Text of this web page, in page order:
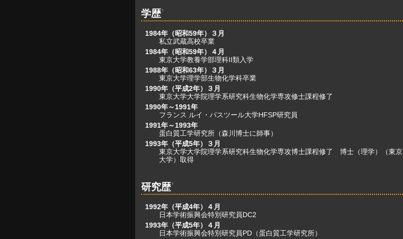
学歴↑
1984年（昭和59年）３月
私立武蔵高校卒業
1984年（昭和59年）４月
東京大学教養学部理科II類入学
1988年（昭和63年）３月
東京大学理学部生物化学科卒業
1990年（平成2年）３月
東京大学大学院理学系研究科生物化学専攻修士課程修了
1990年～1991年
フランス ルイ・パスツール大学HFSP研究員
1991年～1993年
蛋白質工学研究所（森川博士に師事）
1993年（平成5年）３月
東京大学大学院理学系研究科生物化学専攻博士課程修了 博士（理学）（東京
大学）取得
研究歴↑
1992年（平成4年）４月
日本学術振興会特別研究員DC2
1993年（平成5年）４月
日本学術振興会特別研究員PD（蛋白質工学研究所）